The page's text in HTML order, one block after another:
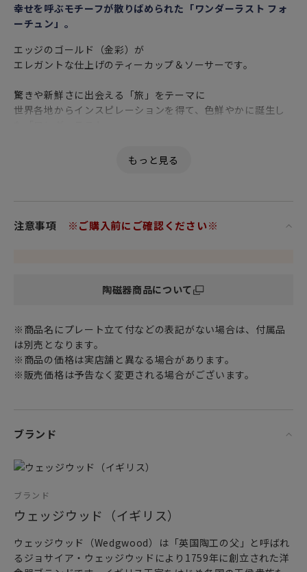
幸せを呼ぶモチーフが散りばめられた「ワンダーラスト フォ
ーチュン」。
エッジのゴールド（金彩）が
エレガントな仕上げのティーカップ＆ソーサーです。
驚きや新鮮さに出会える「旅」をテーマに
世界各地からインスピレーションを得て、色鮮やかに誕生し
漆黒の闇夜のような藍色に浮き上がる、豊かな配色の花々と
ップで登場です。
優れた透光性と強度、美しい発色が特徴の
アジアンテイストあふれる置物としても
シックなインテリア空間に上質で華やかな雰囲気をプラスし
てくれます。
な方へ
特別な記念日に心を込めた上品な贈り物、お祝いのギフトや
プレゼントとしてだけでなく
頑張った自分へのご褒美としても最適です。
彩りが華やかなワンダーラストフォーチュンのお好きなパタ
ーンを組み合わせて
過ごしください。
注意事項 ※ご購入前にご確認ください※
陶磁器商品について
※商品名にプレート立て付などの表記がない場合は、付属品
は別売となります。
※商品の価格は実店舗と異なる場合があります。
※販売価格は予告なく変更される場合がございます。
ブランド
ブランド
ウェッジウッド（イギリス）
ウェッジウッド（Wedgwood）は「英国陶工の父」と呼ばれ
るジョサイア・ウェッジウッドにより1759年に創立された洋